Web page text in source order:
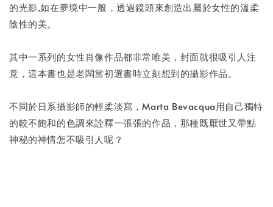
的光影,如在夢境中一般，透過鏡頭來創造出屬於女性的溫柔
陰性的美。
其中一系列的女性肖像作品都非常唯美，封面就很吸引人注
意，這本書也是老闆當初選書時立刻想到的攝影作品。
不同於日系攝影師的輕柔淡寫，Marta Bevacqua用自己獨特
的較不飽和的色調來詮釋一張張的作品，那種既厭世又帶點
神秘的神情怎不吸引人呢？